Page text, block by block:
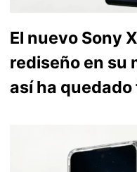
El nuevo Sony
rediseño en su
así ha